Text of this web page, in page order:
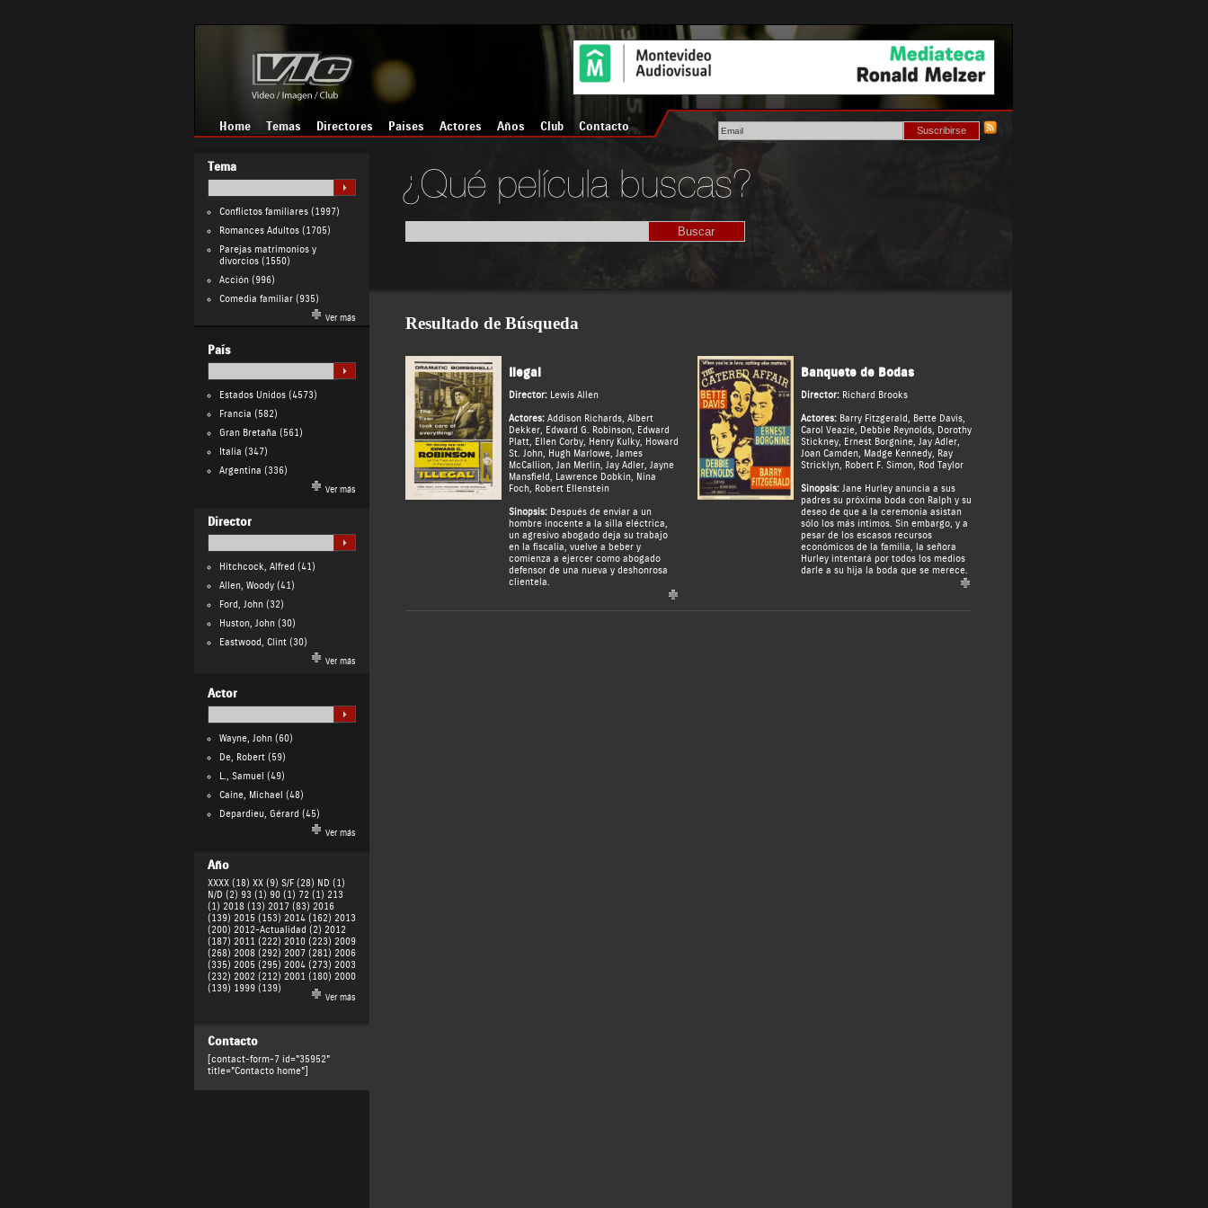
Home Temas Directores Países Actores Años Club Contacto
Tema
Conflictos familiares(1997)
Romances Adultos(1705)
Parejas matrimonios y
divorcios(1550)
Acción(996)
Comedia familiar(935)
Ver más
País
Estados Unidos(4573)
Francia (582)
Gran Bretaña (561)
Italia (347)
Argentina (336)
Ver más
Director
Hitchcock, Alfred (41)
Allen, Woody(41)
Ford, John(32)
Huston, John(30)
Eastwood, Clint(30)
Ver más
Actor
Wayne, John(60)
De, Robert(59)
L., Samuel (49)
Caine, Michael (48)
Depardieu, Gérard (45)
Ver más
Año
XXXX (18) XX (9) S/F (28) ND (1)
N/D (2) 93 (1) 90 (1) 72 (1) 213
(1) 2018 (13) 2017 (83) 2016
(139) 2015 (153) 2014 (162) 2013
(200) 2012-Actualidad (2) 2012
(187) 2011 (222) 2010 (223) 2009
(268) 2008 (292) 2007 (281) 2006
(335) 2005 (295) 2004 (273) 2003
(232) 2002 (212) 2001 (180) 2000
(139) 1999 (139)
Ver más
Contacto
[contact-form-7 id="35952"
title="Contacto home"]
Resultado de Búsqueda
Ilegal
Director: Lewis Allen
Actores: Addison Richards, Albert
Dekker, Edward G. Robinson, Edward
Platt, Ellen Corby, Henry Kulky, Howard
St. John, Hugh Marlowe, James
McCallion, Jan Merlin, Jay Adler, Jayne
Mansfield, Lawrence Dobkin, Nina
Foch, Robert Ellenstein
Sinopsis:Después de enviar a un
hombre inocente a la silla eléctrica,
un agresivo abogado deja su trabajo
en la fiscalía, vuelve a beber y
comienza a ejercer como abogado
defensor de una nueva y deshonrosa
clientela.
Banquete de Bodas
Director: Richard Brooks
Actores: Barry Fitzgerald, Bette Davis,
Carol Veazie, Debbie Reynolds, Dorothy
Stickney, Ernest Borgnine, Jay Adler,
Joan Camden, Madge Kennedy, Ray
Stricklyn, Robert F. Simon, Rod Taylor
Sinopsis:Jane Hurley anuncia a sus
padres su próxima boda con Ralph y su
deseo de que a la ceremonia asistan
sólo los más íntimos. Sin embargo, y a
pesar de los escasos recursos
económicos de la familia, la señora
Hurley intentará por todos los medios
darle a su hija la boda que se merece.